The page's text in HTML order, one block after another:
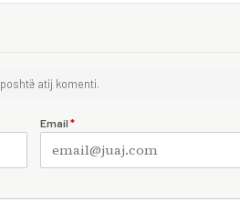
poshtë atij komenti.
Email *